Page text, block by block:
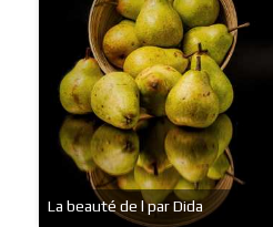
La beauté de l par Dida